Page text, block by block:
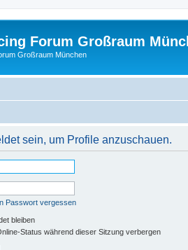
Forum Großraum
Großraum München
sein, um Profile anzuschauen.
Passwort vergessen
bleiben
Status während dieser Sitzung verbergen